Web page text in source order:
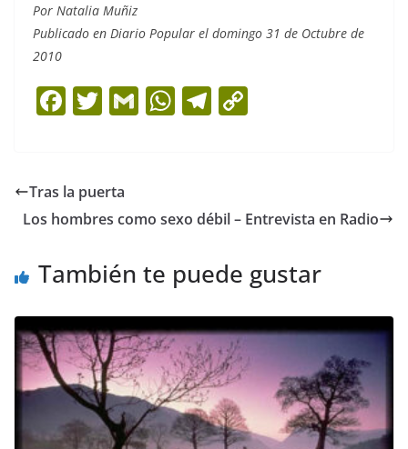
Por Natalia Muñiz
Publicado en Diario Popular el domingo 31 de Octubre de
2010
F
e
b
o
T
er
G W
A
p
T
a Li
k
Tras la puerta
Los hombres como sexo débil – Entrevista en Radio
También te puede gustar